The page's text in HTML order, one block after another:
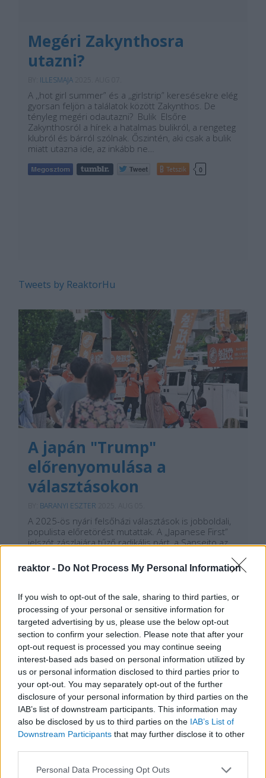
reaktor - Do Not Process My Personal Information
If you wish to opt-out of the sale, sharing to third parties, or
processing of your personal or sensitive information for
targeted advertising by us, please use the below opt-out
section to confirm your selection. Please note that after your
opt-out request is processed you may continue seeing
interest-based ads based on personal information utilized by
us or personal information disclosed to third parties prior to
your opt-out. You may separately opt-out of the further
disclosure of your personal information by third parties on the
IAB’s list of downstream participants. This information may
also be disclosed by us to third parties on the IAB’s List of
Downstream Participants that may further disclose it to other
Please note that this website/app uses one or more Google
Personal Data Processing Opt Outs
Megéri Zakynthosra
utazni?
ILLESMAJA
A ,,hot girl summer” és a ,,girlstrip” keresésekre elég
gyorsan feljön a találatok között Zakynthos. De
tényleg megéri odautazni? Bulik Elsőre
Zakynthosról a hírek a hatalmas bulikról, a rengeteg
klubról és bárról szólnak. Őszintén, aki csak a bulik
miatt utazna ide, az inkább ne…
Tetszik 0
Tweets by ReaktorHu
A japán "Trump"
előrenyomulása a
választásokon
BARANYI ESZTER
A 2025-ös nyári felsőházi választások is jobboldali,
populista előretörést mutattak. A „Japanese First”
jelszót zászlajára tűző radikális párt, a Sanseito az
tizennégyet szereztek meg a 248 fős felsőházban.
Bár továbbra sem számítanak meghatározó erőnek
Tetszik 0
LEGNÉPSZERŰBB